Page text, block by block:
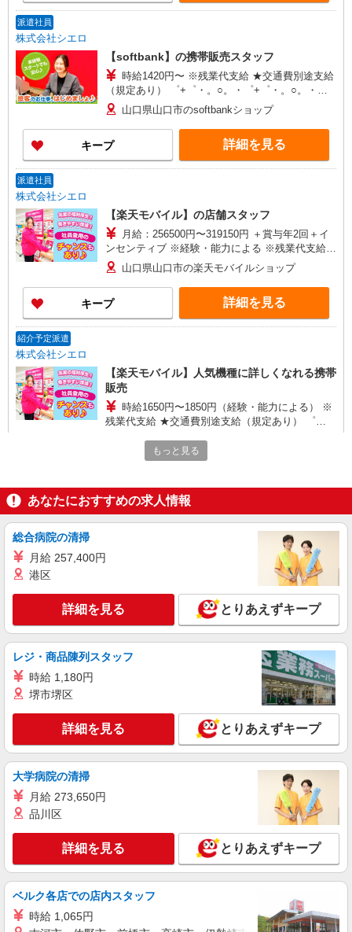
派遣社員
株式会社シエロ
【softbank】の携帯販売スタッフ
時給1420円〜 ※残業代支給 ★交通費別途支給
（規定あり） ゜+゜・。○。・゜+゜・。○。・゜
+゜ 入社祝い金10万円支給(規定有) お友達を紹介
頂くと, インセンティブ支給(規定有) ★月2回払
い・週払い可能（規程有）★ ゜・。○。・゜
+゜・。○。・゜+゜
山口県山口市のsoftbankショップ
キープ 詳細を見る
派遣社員
株式会社シエロ
【楽天モバイル】の店舗スタッフ
月給：256500円〜319150円 ＋賞与年2回＋イ
ンセンティブ ※経験・能力による ※残業代支給
★交通費別途支給（規定あり） ゜+゜・。○。・゜
+゜・。○。・゜+゜ 入社祝い金10万円支給(規定
有) お友達を紹介頂くと, インセンティブ支給(規定
有) ゜・。○。・゜+゜・。○。・゜+゜
山口県山口市の楽天モバイルショップ
キープ 詳細を見る
紹介予定派遣
株式会社シエロ
【楽天モバイル】人気機種に詳しくなれる携帯
販売
時給1650円〜1850円（経験・能力による） ※
残業代支給 ★交通費別途支給（規定あり） ゜
万円支給(規定有) お友達を紹介頂くと, インセンテ
ィブ支給(規定有) ★月2回払い・週払い可能（規程
山口県山口市の楽天モバイルショップ
人気機種に詳しくなれる携帯販売【docomo】
時給1400円〜1450円（経験・能力による） ※
残業代支給 ★交通費別途支給（規定あり） ゜
+゜・。○。・゜+゜・。○。・゜+゜ 入社祝い金10
万円支給(規定有) お友達を紹介頂くと, インセンテ
ィブ支給(規定有) ★月2回払い・週払い可能（規程
有）★ ゜・。○。・゜+゜・。○。・゜+゜
山口県山口市の家電量販店
キープ 詳細を見る
派遣社員
株式会社シエロ
【楽天モバイル】の携帯販売スタッフ
時給1650円〜1850円（経験・能力による） ※
残業代支給 ★交通費別途支給（規定あり） ゜
+゜・。○。・゜+゜・。○。・゜+゜ 入社祝い金10
万円支給(規定有) お友達を紹介頂くと, インセンテ
有）★ ゜・。○。・゜+゜・。○。・゜+゜
山口県山口市の楽天モバイルショップ
キープ 詳細を見る
株式会社シエロ
【UQモバイル】人気機種に詳しくなれる携帯
販売
時給1300円〜 ※残業代支給 ★交通費別途支給
+゜ 入社祝い金10万円支給(規定有) お友達を紹介
もっと見る
あなたにおすすめの求人情報
総合病院の清掃
月給 257,400円
港区
詳細を見る とりあえずキープ
レジ・商品陳列スタッフ
時給 1,180円
堺市堺区
詳細を見る とりあえずキープ
大学病院の清掃
月給 273,650円
品川区
詳細を見る とりあえずキープ
ベルク各店での店内スタッフ
時給 1,065円